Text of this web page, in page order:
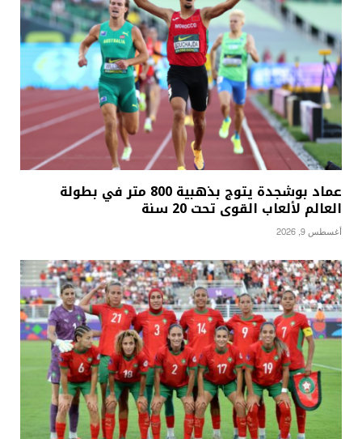
عماد بوشجدة يتوج بذهبية 800 متر في بطولة
العالم لألعاب القوى تحت 20 سنة
أغسطس 9, 2026